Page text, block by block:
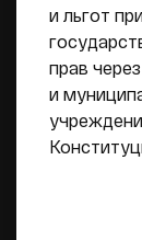
и льгот
прав
и